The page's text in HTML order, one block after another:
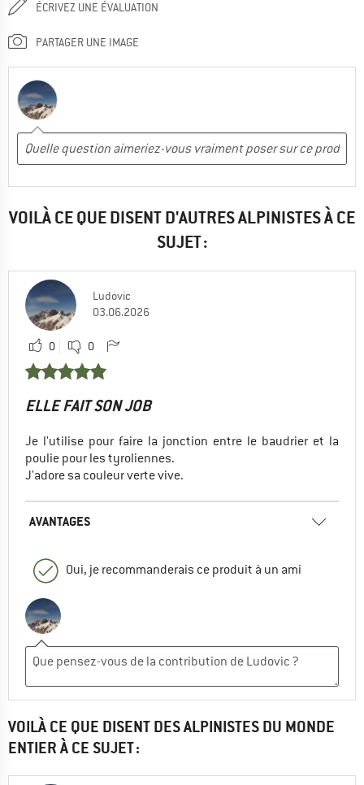
ÉCRIVEZ UNE ÉVALUATION
PARTAGER UNE IMAGE
VOILÀ CE QUE DISENT D'AUTRES ALPINISTES À CE
SUJET :
Ludovic
03.06.2026
0 0
ELLE FAIT SON JOB
Je l'utilise pour faire la jonction entre le baudrier et la
poulie pour les tyroliennes.
J'adore sa couleur verte vive.
AVANTAGES
Oui, je recommanderais ce produit à un ami
VOILÀ CE QUE DISENT DES ALPINISTES DU MONDE
ENTIER À CE SUJET :